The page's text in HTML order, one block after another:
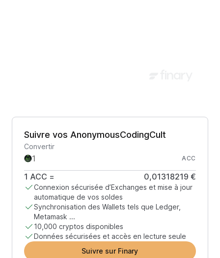
Suivre vos AnonymousCodingCult
Convertir
ACC
1 ACC = 0,01318219 €
Connexion sécurisée d’Exchanges et mise à jour
automatique de vos soldes
Synchronisation des Wallets tels que Ledger,
Metamask ...
10,000 cryptos disponibles
Données sécurisées et accès en lecture seule
Suivre sur Finary